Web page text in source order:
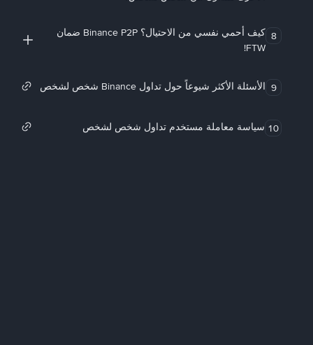
8
كيف أحمي نفسي من الاحتيال؟ Binance P2P ضمان
FTW!
9 الأسئلة الأكثر شيوعاً حول تداول Binance شخص لشخص
10 سياسة معاملة مستخدم تداول شخص لشخص